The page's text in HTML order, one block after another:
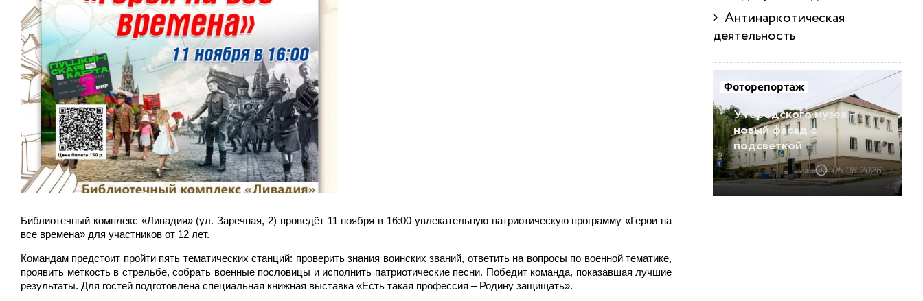
Библиотечный комплекс «Ливадия» (ул. Заречная, 2) проведёт 11 ноября в 16:00 увлекательную патриотическую программу «Герои на
все времена» для участников от 12 лет.
Командам предстоит пройти пять тематических станций: проверить знания воинских званий, ответить на вопросы по военной тематике,
проявить меткость в стрельбе, собрать военные пословицы и исполнить патриотические песни. Победит команда, показавшая лучшие
результаты. Для гостей подготовлена специальная книжная выставка «Есть такая профессия – Родину защищать».
Антинаркотическая
деятельность
Фоторепортаж
У городского музея –
новый фасад с
подсветкой
05.08.2026